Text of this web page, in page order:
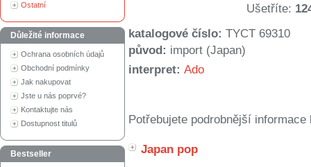
Ostatní
Důležité informace
Ochrana osobních údajů
Obchodní podmínky
Jak nakupovat
Jste u nás poprvé?
Kontaktujte nás
Dostupnost titulů
Bestseller
Ušetříte:
katalogové číslo: TYCT 69310
původ: import (Japan)
interpret: Ado
Potřebujete podrobnější
Japan pop